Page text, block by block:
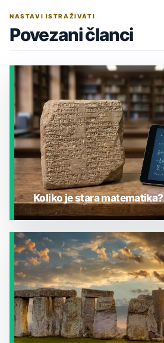
NASTAVI ISTRAŽIVATI
Povezani članci
JESTE LI ZNALI?
Koliko je stara matematika?